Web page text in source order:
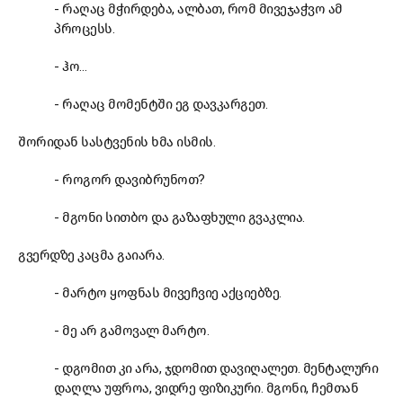
- რაღაც მჭირდება, ალბათ, რომ მივეჯაჭვო ამ
პროცესს.
- ჰო…
- რაღაც მომენტში ეგ დავკარგეთ.
შორიდან სასტვენის ხმა ისმის.
- როგორ დავიბრუნოთ?
- მგონი სითბო და გაზაფხული გვაკლია.
გვერდზე კაცმა გაიარა.
- მარტო ყოფნას მივეჩვიე აქციებზე.
- მე არ გამოვალ მარტო.
- დგომით კი არა, ჯდომით დავიღალეთ. მენტალური
დაღლა უფროა, ვიდრე ფიზიკური. მგონი, ჩემთან